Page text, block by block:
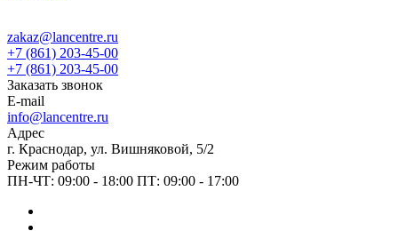
zakaz@lancentre.ru
+7 (861) 203-45-00
+7 (861) 203-45-00
Заказать звонок
E-mail
info@lancentre.ru
Адрес
г. Краснодар, ул. Вишняковой, 5/2
Режим работы
ПН-ЧТ: 09:00 - 18:00 ПТ: 09:00 - 17:00